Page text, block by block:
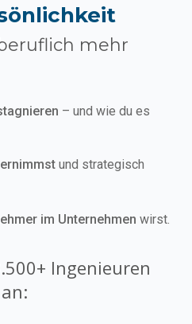
mehr
– und wie du es
und strategisch
im Unternehmen wirst.
Ingenieuren
an: